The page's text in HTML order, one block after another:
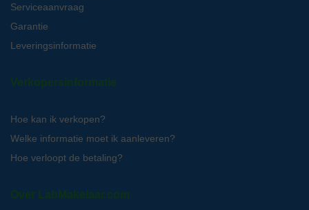
Serviceaanvraag
Garantie
Leveringsinformatie
Verkopersinformatie
Hoe kan ik verkopen?
Welke informatie moet ik aanleveren?
Hoe verloopt de betaling?
Over LabMakelaar.com